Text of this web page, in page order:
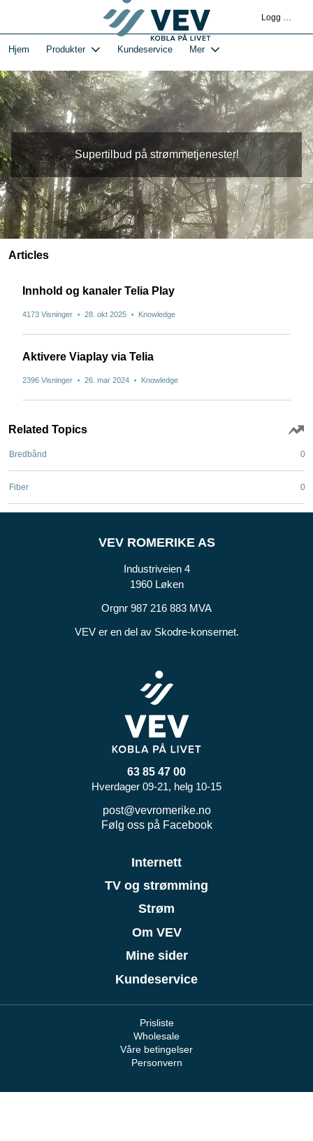
hovedinnhold
1-VEVs Hjemmeside og kundeportal - Hjem
Hjem Produkter Kundeservice Mer
Logg deg på
Supertilbud på strømmetjenester!
Articles
Innhold og kanaler Telia Play
4173 Visninger • 28. okt 2025 • Knowledge
Aktivere Viaplay via Telia
2396 Visninger • 26. mar 2024 • Knowledge
Related Topics
Bredbånd 0
Fiber 0
VEV ROMERIKE AS
Industriveien 4
1960 Løken
Orgnr 987 216 883 MVA
VEV er en del av Skodre-konsernet.
63 85 47 00
Hverdager 09-21, helg 10-15
post@vevromerike.no
Følg oss på Facebook
Internett
TV og strømming
Strøm
Om VEV
Mine sider
Kundeservice
Prisliste
Wholesale
Våre betingelser
Personvern